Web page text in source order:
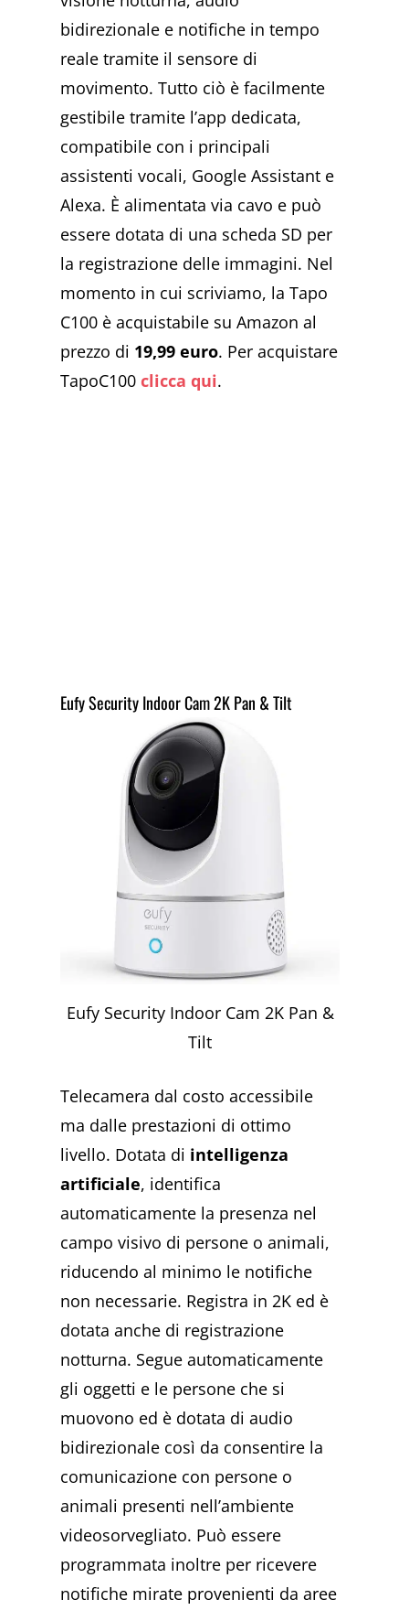
bidirezionale e notifiche in tempo
reale tramite il sensore di
movimento. Tutto ciò è facilmente
gestibile tramite l’app dedicata,
compatibile con i principali
assistenti vocali, Google Assistant e
Alexa. È alimentata via cavo e può
essere dotata di una scheda SD per
la registrazione delle immagini. Nel
momento in cui scriviamo, la Tapo
C100 è acquistabile su Amazon al
prezzo di 19,99 euro. Per acquistare
TapoC100clicca qui.
Eufy Security Indoor Cam 2K Pan & Tilt
Eufy Security Indoor Cam 2K Pan &
Tilt
Telecamera dal costo accessibile
ma dalle prestazioni di ottimo
livello. Dotata di intelligenza
artificiale, identifica
automaticamente la presenza nel
campo visivo di persone o animali,
riducendo al minimo le notifiche
non necessarie. Registra in 2K ed è
dotata anche di registrazione
notturna. Segue automaticamente
gli oggetti e le persone che si
muovono ed è dotata di audio
bidirezionale così da consentire la
comunicazione con persone o
animali presenti nell’ambiente
videosorvegliato. Può essere
programmata inoltre per ricevere
notifiche mirate provenienti da aree